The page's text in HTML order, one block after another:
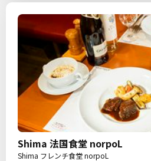
Shima 法国食堂 norpoL
Shima フレンチ食堂 norpoL